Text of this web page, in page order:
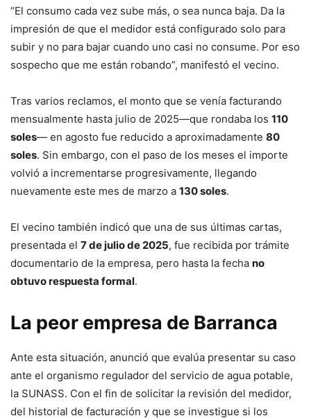
“El consumo cada vez sube más, o sea nunca baja. Da la
impresión de que el medidor está configurado solo para
subir y no para bajar cuando uno casi no consume. Por eso
sospecho que me están robando”, manifestó el vecino.
Tras varios reclamos, el monto que se venía facturando
mensualmente hasta julio de 2025—que rondaba los 110
soles— en agosto fue reducido a aproximadamente 80
soles. Sin embargo, con el paso de los meses el importe
volvió a incrementarse progresivamente, llegando
nuevamente este mes de marzo a 130 soles.
El vecino también indicó que una de sus últimas cartas,
presentada el 7 de julio de 2025, fue recibida por trámite
documentario de la empresa, pero hasta la fecha no
obtuvo respuesta formal.
La peor empresa de Barranca
Ante esta situación, anunció que evalúa presentar su caso
ante el organismo regulador del servicio de agua potable,
la SUNASS. Con el fin de solicitar la revisión del medidor,
del historial de facturación y que se investigue si los